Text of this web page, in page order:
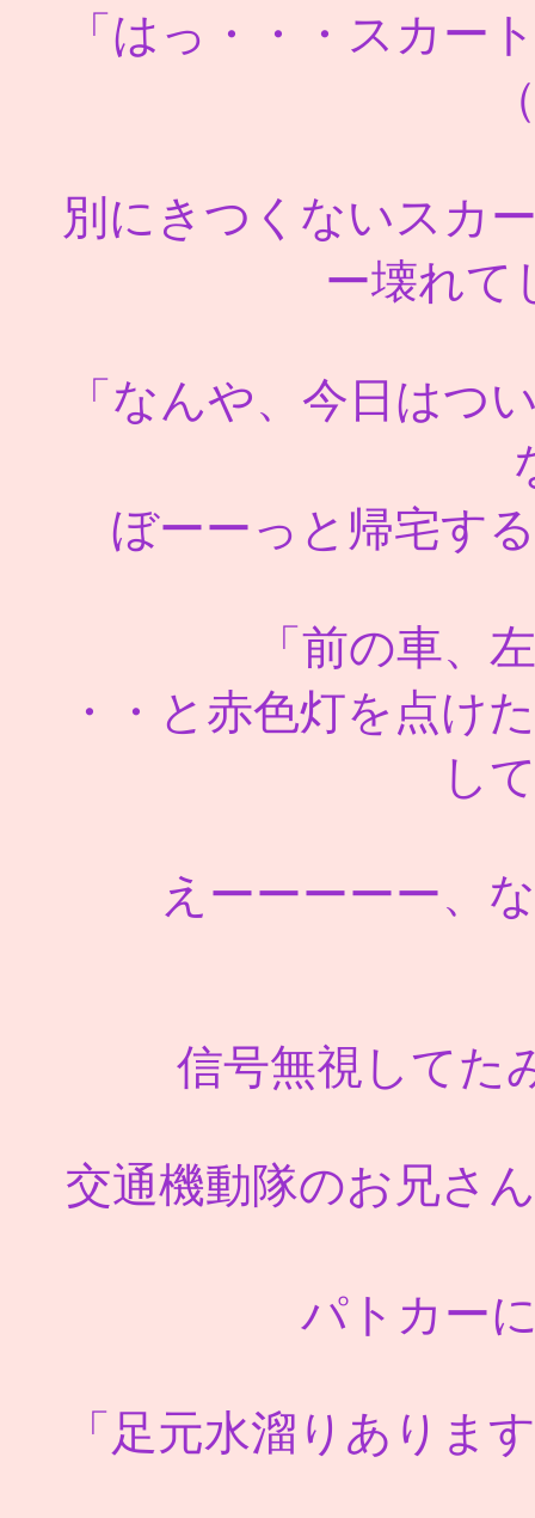
「はっ・・・スカー
別にきつくないスカ
ー壊れて
「なんや、今日はつ
ぼーーっと帰宅す
「前の車、
・・と赤色灯を点け
し
えーーーーー、
信号無視してた
交通機動隊のお兄さ
パトカー
「足元水溜りありま